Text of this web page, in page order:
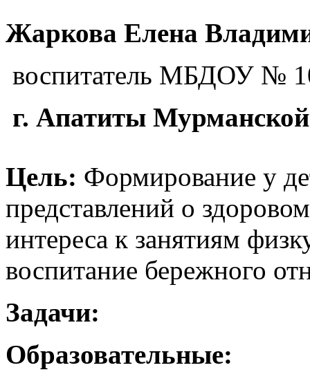
Жаркова Елена
воспитатель МБДОУ №
г. Апатиты
Цель: Формирование у
представлений о
интереса к занятиям
воспитание бережного
Задачи:
Образовательные: